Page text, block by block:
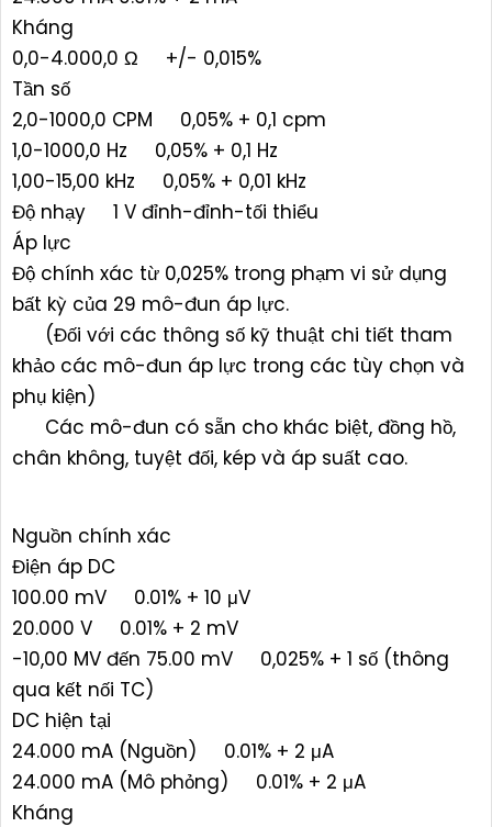
Kháng
0,0-4.000,0 Ω +/- 0,015%
Tần số
2,0-1000,0 CPM 0,05% + 0,1 cpm
1,0-1000,0 Hz 0,05% + 0,1 Hz
1,00-15,00 kHz 0,05% + 0,01 kHz
Độ nhạy 1 V đỉnh-đỉnh-tối thiểu
Áp lực
Độ chính xác từ 0,025% trong phạm vi sử dụng
bất kỳ của 29 mô-đun áp lực.
(Đối với các thông số kỹ thuật chi tiết tham
khảo các mô-đun áp lực trong các tùy chọn và
phụ kiện)
Các mô-đun có sẵn cho khác biệt, đồng hồ,
chân không, tuyệt đối, kép và áp suất cao.
Nguồn chính xác
Điện áp DC
100.00 mV 0.01% + 10 μV
20.000 V 0.01% + 2 mV
-10,00 MV đến 75.00 mV 0,025% + 1 số (thông
qua kết nối TC)
DC hiện tại
24.000 mA (Nguồn) 0.01% + 2 μA
24.000 mA (Mô phỏng) 0.01% + 2 μA
Kháng